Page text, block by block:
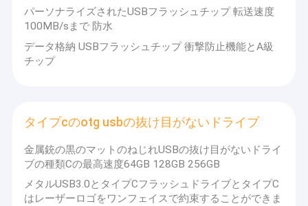
家へ
製品
VRショー
パーソナライズされたUSBフラッシュチップ 転送速度
100MB/sまで 防水
データ格納 USBフラッシュチップ 衝撃防止機能とA級
チップ
タイプcのotg usbの抜け目がないドライブ
金属銃の黒のマットのねじれUSBの抜け目がないドライ
ブの種類Cの最高速度64GB 128GB 256GB
メタルUSB3.0とタイプCフラッシュドライブとタイプC
はレーザーロゴをワンフェイスで約束することができま
深センSuntrap Electronic Technology Co. Ltd.は2009年に設立
されました。
中国におけるストレージ業界の関連製品の製造と販売のリーダー
になることを目指しています。